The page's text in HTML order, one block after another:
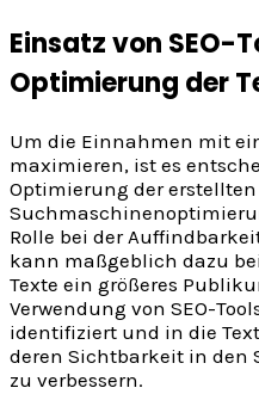
Einsatz von SEO-
Optimierung der
Um die Einnahmen mit
maximieren, ist es
Optimierung der erstellten
Rolle bei der
kann maßgeblich dazu
Texte ein größeres
Verwendung von SEO-
identifiziert und in die
deren Sichtbarkeit in den
zu verbessern.